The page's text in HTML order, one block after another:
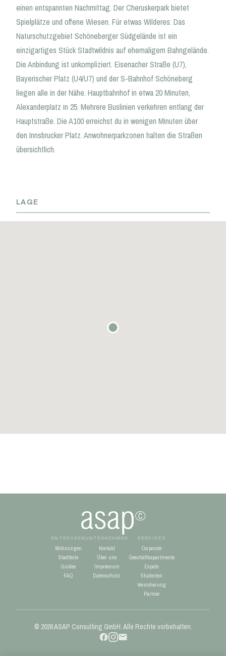
einen entspannten Nachmittag. Der Cheruskerpark bietet
Spielplätze und offene Wiesen. Für etwas Wilderes: Das
Naturschutzgebiet Schöneberger Südgelände ist ein
einzigartiges Stück Stadtwildnis auf ehemaligem Bahngelände.
Die Anbindung ist unkompliziert. Eisenacher Straße (U7),
Bayerischer Platz (U4/U7) und der S-Bahnhof Schöneberg
liegen alle in der Nähe. Hauptbahnhof in etwa 20 Minuten,
Alexanderplatz in 25. Mehrere Buslinien verkehren entlang der
Hauptstraße. Die A100 erreichst du in wenigen Minuten über
den Innsbrucker Platz. Anwohnerparkzonen halten die Straßen
übersichtlich.
LAGE
ENTDECKEN
Wohnungen
Stadtteile
Guides
FAQ
UNTERNEHMEN
Kontakt
Über uns
Impressum
Datenschutz
SERVICES
Corporate
Geschäftsapartments
Expats
Studenten
Versicherung
Partner
© 2026 ASAP Consulting GmbH. Alle Rechte vorbehalten.